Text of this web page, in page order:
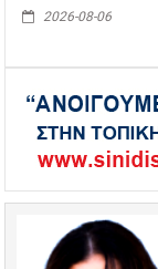
2026-08-06